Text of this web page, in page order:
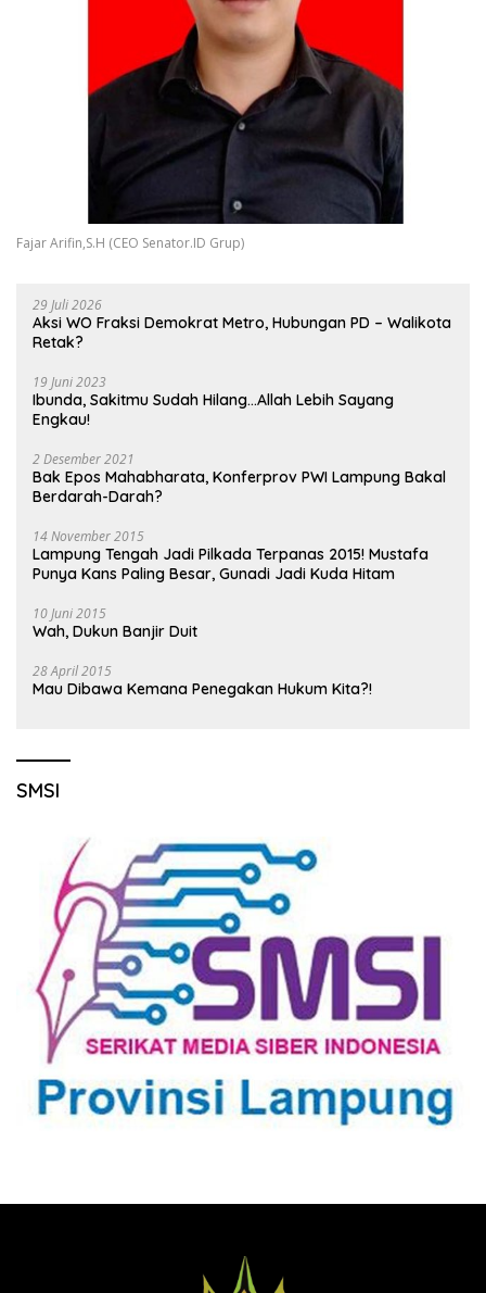
Fajar Arifin,S.H (CEO Senator.ID Grup)
29 Juli 2026
Aksi WO Fraksi Demokrat Metro, Hubungan PD – Walikota
Retak?
19 Juni 2023
Ibunda, Sakitmu Sudah Hilang…Allah Lebih Sayang
Engkau!
2 Desember 2021
Bak Epos Mahabharata, Konferprov PWI Lampung Bakal
Berdarah-Darah?
14 November 2015
Lampung Tengah Jadi Pilkada Terpanas 2015! Mustafa
Punya Kans Paling Besar, Gunadi Jadi Kuda Hitam
10 Juni 2015
Wah, Dukun Banjir Duit
28 April 2015
Mau Dibawa Kemana Penegakan Hukum Kita?!
SMSI